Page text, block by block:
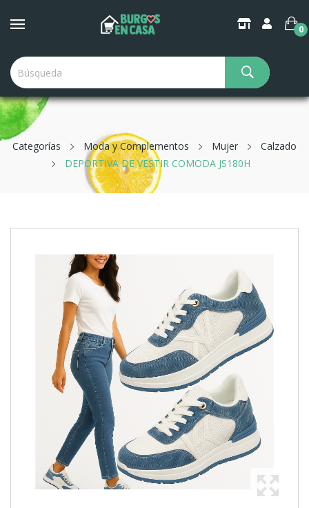
0
Categorías Moda y Complementos Mujer
Calzado
DEPORTIVA DE VESTIR COMODA JS180H